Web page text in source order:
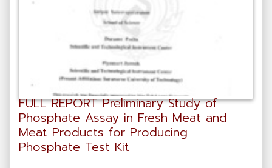
FULL REPORT Preliminary Study of
Phosphate Assay in Fresh Meat and
Meat Products for Producing
Phosphate Test Kit